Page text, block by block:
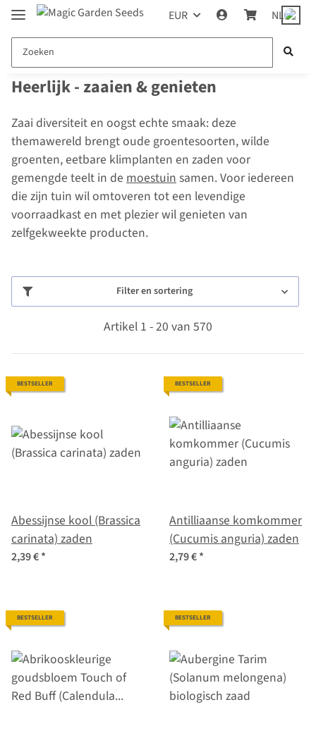
EUR NL
Heerlijk - zaaien & genieten
Zaai diversiteit en oogst echte smaak: deze
themawereld brengt oude groentesoorten, wilde
groenten, eetbare klimplanten en zaden voor
gemengde teelt in de moestuinsamen. Voor iedereen
die zijn tuin wil omtoveren tot een levendige
voorraadkast en met plezier wil genieten van
zelfgekweekte producten.
Filter en sortering
Artikel 1 - 20 van 570
BESTSELLER
Abessijnse kool (Brassica
carinata) zaden
2,39 €*
BESTSELLER
Antilliaanse komkommer
(Cucumis anguria) zaden
2,79 €*
BESTSELLER BESTSELLER